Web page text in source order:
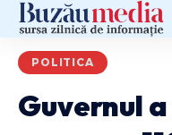
POLITICA
Guvernul